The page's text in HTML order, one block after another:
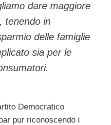
dare maggiore
tenendo in
delle famiglie
sia per le
Democratico
pur riconoscendo i